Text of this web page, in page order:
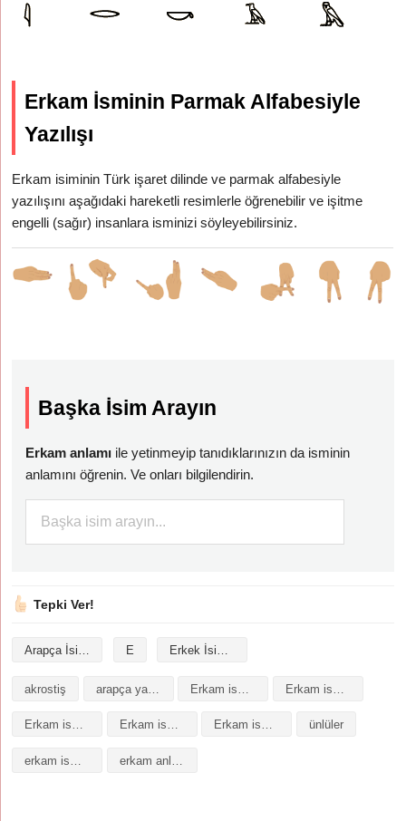
Erkam İsminin Parmak Alfabesiyle
Yazılışı
Erkam isiminin Türk işaret dilinde ve parmak alfabesiyle
yazılışını aşağıdaki hareketli resimlerle öğrenebilir ve işitme
engelli (sağır) insanlara isminizi söyleyebilirsiniz.
Başka İsim Arayın
Erkam anlamı ile yetinmeyip tanıdıklarınızın da isminin
anlamını öğrenin. Ve onları bilgilendirin.
Tepki Ver!
Arapça İsimler E Erkek İsimleri
akrostiş arapça yazılışı
Erkam isminin baş harfleriyle şiir Erkam isminin kökeni Erkam isminin numerolojisi ünlüler